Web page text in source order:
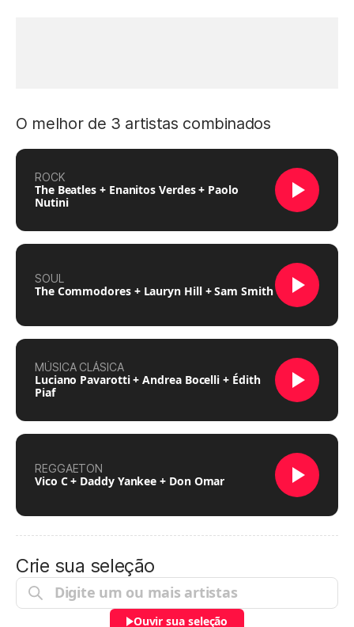
O melhor de 3 artistas combinados
ROCK
The Beatles + Enanitos Verdes + Paolo
Nutini
SOUL
The Commodores + Lauryn Hill + Sam Smith
MÚSICA CLÁSICA
Luciano Pavarotti + Andrea Bocelli + Édith
Piaf
REGGAETON
Vico C + Daddy Yankee + Don Omar
Crie sua seleção
Ouvir sua seleção